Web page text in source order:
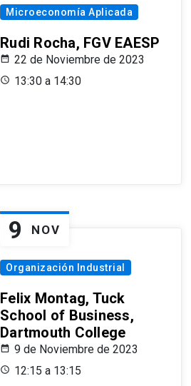
Microeconomía Aplicada
Rudi Rocha, FGV EAESP
22 de Noviembre de 2023
13:30 a 14:30
9 NOV
Organización Industrial
Felix Montag, Tuck
School of Business,
Dartmouth College
9 de Noviembre de 2023
12:15 a 13:15